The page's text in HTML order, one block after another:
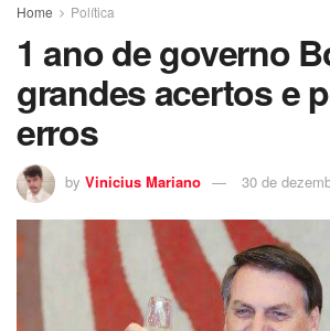
Home Política
1 ano de governo
grandes acertos e
erros
by Vinicius Mariano 30 de